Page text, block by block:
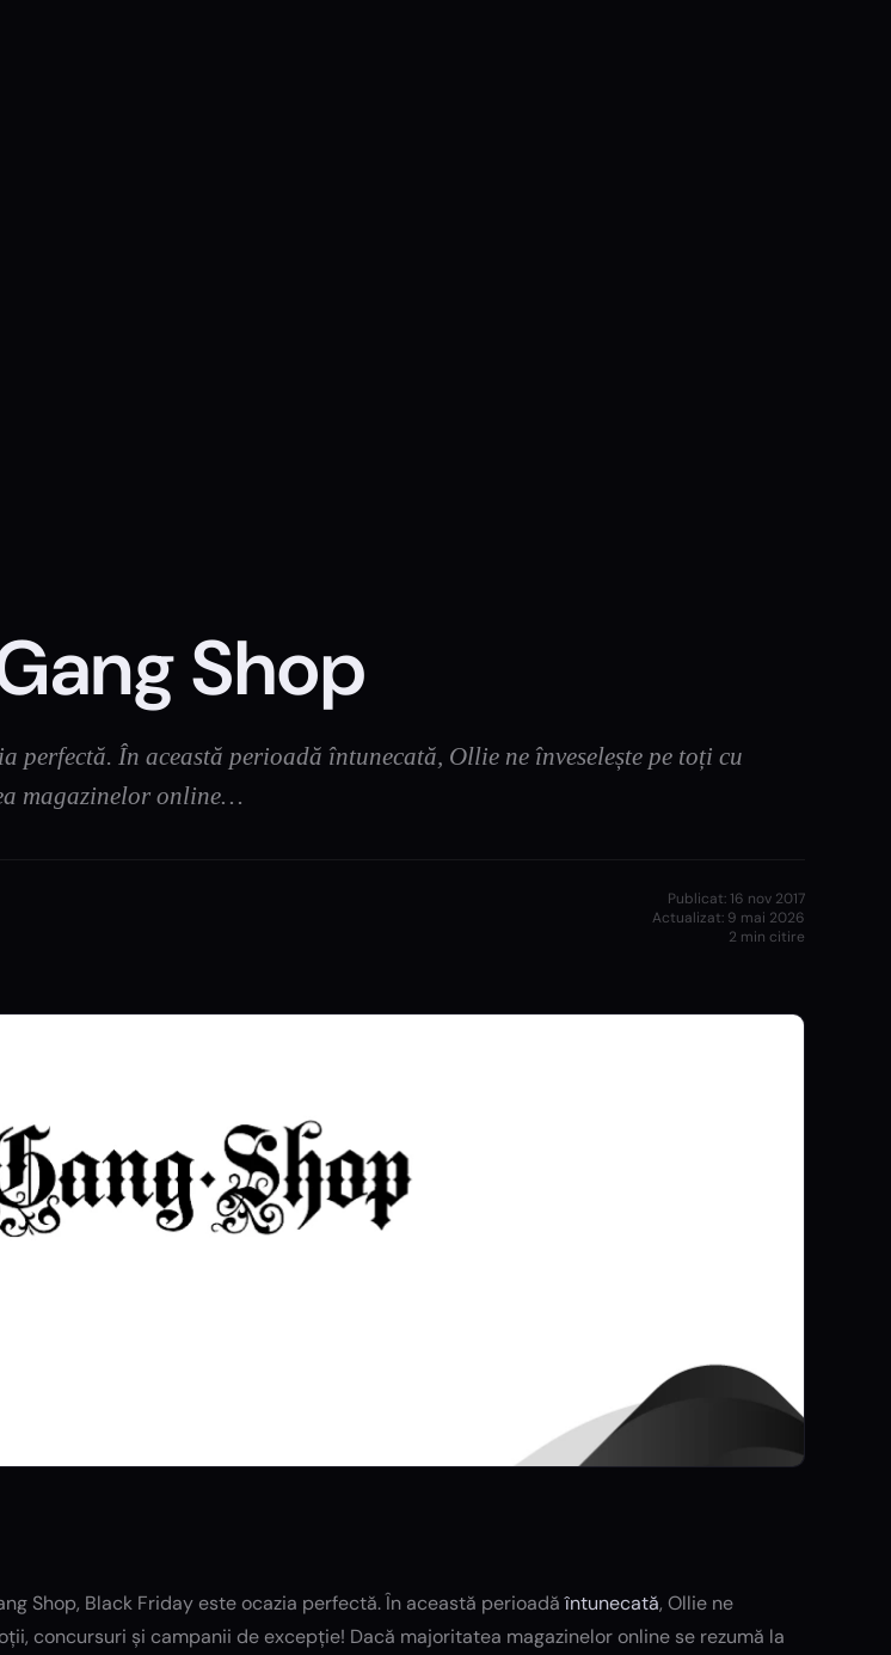
Shop
În această perioadă întunecată, Ollie ne înveselește pe toți cu
magazinelor online…
Publicat:16 nov 2017
Actualizat: 9 mai 2026
2 min citire
Shop, Black Friday este ocazia perfectă. În această perioadăîntunecată, Ollie ne
concursuri și campanii de excepție! Dacă majoritatea magazinelor online se rezumă la